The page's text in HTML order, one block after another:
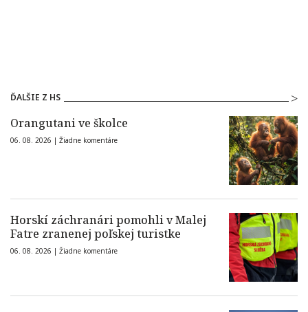
ĎALŠIE Z HS
Orangutani ve školce
06. 08. 2026 | Žiadne komentáre
Horskí záchranári pomohli v Malej
Fatre zranenej poľskej turistke
06. 08. 2026 | Žiadne komentáre